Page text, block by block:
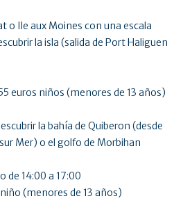
o Ile aux Moines con una escala
la isla (salida de Port Haliguen
euros niños (menores de 13 años)
la bahía de Quiberon (desde
Mer) o el golfo de Morbihan
de 14:00 a 17:00
(menores de 13 años)